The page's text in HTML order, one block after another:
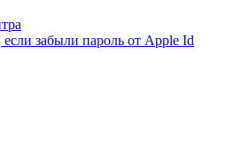
забыли пароль от Apple Id